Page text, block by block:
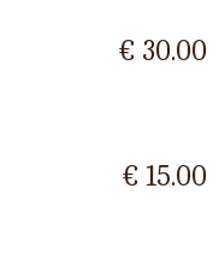
€ 30.00
€ 15.00